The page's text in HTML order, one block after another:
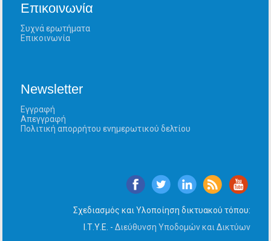
Επικοινωνία
Συχνά ερωτήματα
Επικοινωνία
Newsletter
Εγγραφή
Απεγγραφή
Πολιτική απορρήτου ενημερωτικού δελτίου
Σχεδιασμός και Υλοποίηση δικτυακού τόπου:
Ι.Τ.Υ.Ε. - Διεύθυνση Υποδομών και Δικτύων